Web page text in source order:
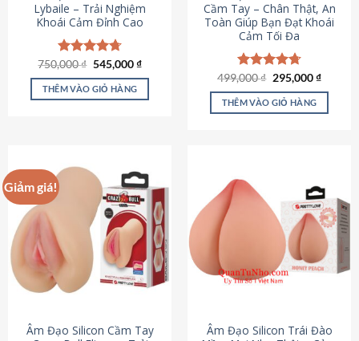
Lybaile – Trải Nghiệm
Khoái Cảm Đỉnh Cao
Được xếp
hạng4.70
5 sao
750,000₫ Giá
là:
750,000 ₫.
545,000₫Giá
tại
545,000 ₫.
THÊM VÀO GIỎ HÀNG
Cầm Tay – Chân Thật, An
Toàn Giúp Bạn Đạt Khoái
Cảm Tối Đa
Được xếp
hạng4.75
5 sao
499,000₫ Giá
là:
499,000 ₫.
295,000₫Giá
tại
THÊM VÀO GIỎ HÀNG
Giảm giá!
Âm Đạo Silicon Cầm Tay
Âm Đạo Silicon Trái Đào